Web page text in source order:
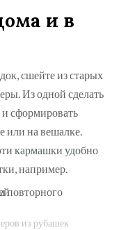
и в
сшейте из старых
Из одной сделать
сформировать
или на вешалке.
кармашки удобно
например.
из рубашек